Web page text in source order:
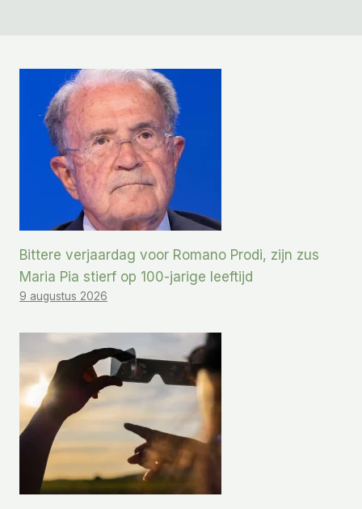
Bittere verjaardag voor Romano Prodi, zijn zus
Maria Pia stierf op 100-jarige leeftijd
9 augustus 2026